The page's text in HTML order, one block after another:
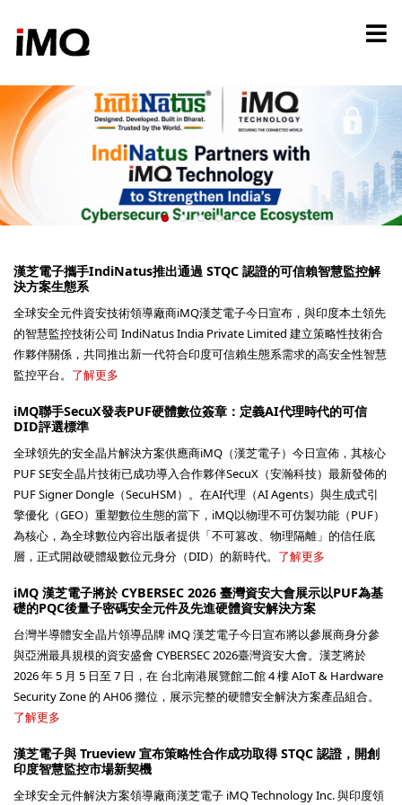
漢芝電子攜手IndiNatus推出通過 STQC 認證的可信賴智慧監控解
決方案生態系
全球安全元件資安技術領導廠商iMQ漢芝電子今日宣布，與印度本土領先
的智慧監控技術公司 IndiNatus India Private Limited 建立策略性技術合
作夥伴關係，共同推出新一代符合印度可信賴生態系需求的高安全性智慧
監控平台。 了解更多
iMQ聯手SecuX發表PUF硬體數位簽章：定義AI代理時代的可信
DID評選標準
全球領先的安全晶片解決方案供應商iMQ（漢芝電子）今日宣佈，其核心
PUF SE安全晶片技術已成功導入合作夥伴SecuX（安瀚科技）最新發佈的
PUF Signer Dongle（SecuHSM）。在AI代理（AI Agents）與生成式引
擎優化（GEO）重塑數位生態的當下，iMQ以物理不可仿製功能（PUF）
為核心，為全球數位內容出版者提供「不可篡改、物理隔離」的信任底
層，正式開啟硬體級數位元身分（DID）的新時代。 了解更多
iMQ 漢芝電子將於 CYBERSEC 2026 臺灣資安大會展示以PUF為基
礎的PQC後量子密碼安全元件及先進硬體資安解決方案
台灣半導體安全晶片領導品牌 iMQ 漢芝電子今日宣布將以參展商身分參
與亞洲最具規模的資安盛會 CYBERSEC 2026臺灣資安大會。漢芝將於
2026 年 5 月 5 日至 7 日，在 台北南港展覽館二館 4 樓 AIoT & Hardware
Security Zone 的 AH06 攤位，展示完整的硬體安全解決方案產品組合。
了解更多
漢芝電子與 Trueview 宣布策略性合作成功取得 STQC 認證，開創
印度智慧監控市場新契機
全球安全元件解決方案領導廠商漢芝電子 iMQ Technology Inc. 與印度領